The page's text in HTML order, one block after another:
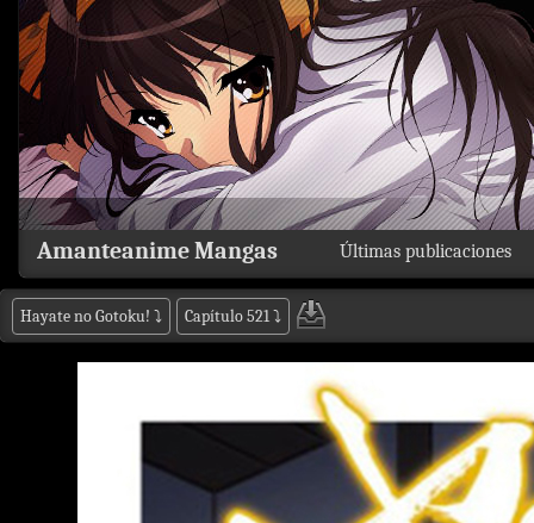
Últimas publicaciones
Amanteanime Mangas
Hayate no Gotoku! ⤵ Capítulo 521⤵